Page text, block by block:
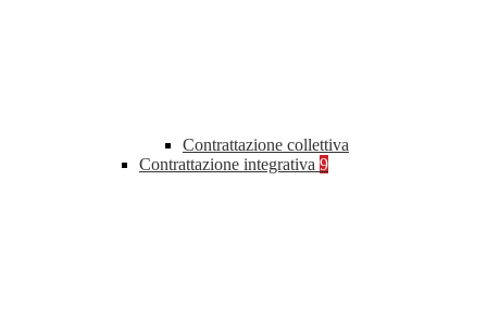
Contrattazione collettiva
Contrattazione integrativa 9